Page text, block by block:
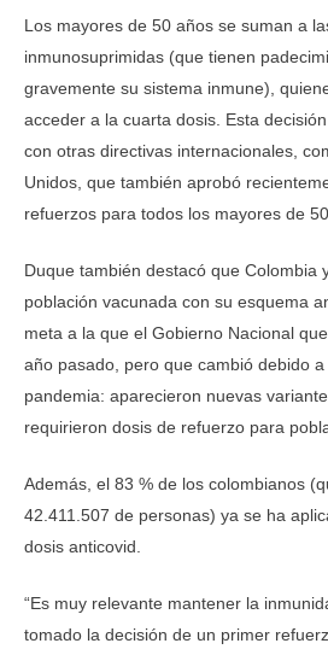
Los mayores de 50 años se suman a
inmunosuprimidas (que tienen
gravemente su sistema inmune),
acceder a la cuarta dosis. Esta
con otras directivas internacionales,
Unidos, que también aprobó
refuerzos para todos los mayores de
Duque también destacó que Colombia
población vacunada con su esquema
meta a la que el Gobierno Nacional
año pasado, pero que cambió debido
pandemia: aparecieron nuevas
requirieron dosis de refuerzo para
Además, el 83 % de los colombianos
42.411.507 de personas) ya se ha
dosis anticovid.
“Es muy relevante mantener la
tomado la decisión de un primer